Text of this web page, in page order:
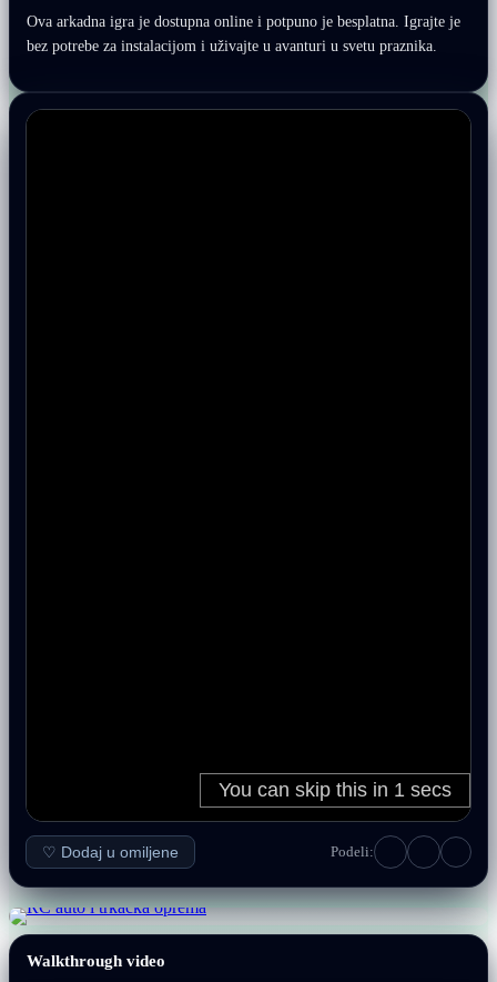
Ova arkadna igra je dostupna online i potpuno je besplatna. Igrajte je
bez potrebe za instalacijom i uživajte u avanturi u svetu praznika.
♡ Dodaj u omiljene Podeli:
Walkthrough video